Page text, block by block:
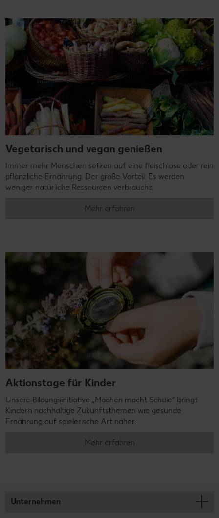
Vegetarisch und vegan genießen
Immer mehr Menschen setzen auf eine fleischlose oder rein
pflanzliche Ernährung. Der große Vorteil: Es werden
weniger natürliche Ressourcen verbraucht.
Mehr erfahren
Aktionstage für Kinder
Unsere Bildungsinitiative „Machen macht Schule“ bringt
Kindern nachhaltige Zukunftsthemen wie gesunde
Ernährung auf spielerische Art näher.
Mehr erfahren
Unternehmen